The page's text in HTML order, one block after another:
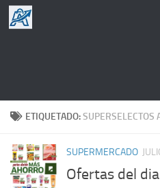
Saltar al contenido
ETIQUETADO:SUPERSELECTOS
SUPERMERCADO
Ofertas del